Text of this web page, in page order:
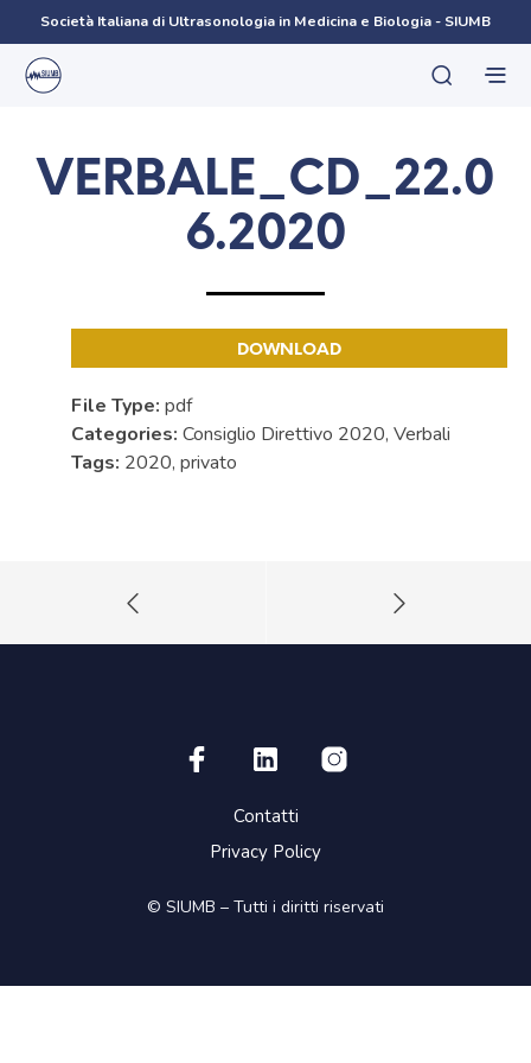
Società Italiana di Ultrasonologia in Medicina e Biologia - SIUMB
VERBALE_CD_22.0
6.2020
DOWNLOAD
File Type: pdf
Categories: Consiglio Direttivo 2020, Verbali
Tags: 2020, privato
Contatti
Privacy Policy
© SIUMB – Tutti i diritti riservati